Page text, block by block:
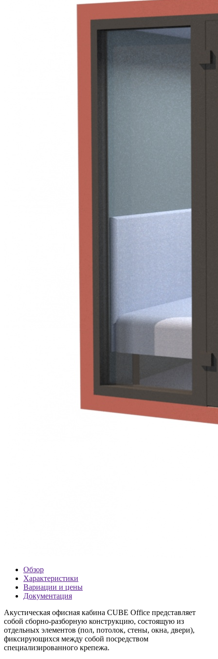
Обзор
Характеристики
Вариации и цены
Документация
Акустическая офисная кабина CUBE Office представляет
собой сборно-разборную конструкцию, состоящую из
отдельных элементов (пол, потолок, стены, окна, двери),
фиксирующихся между собой посредством
специализированного крепежа.